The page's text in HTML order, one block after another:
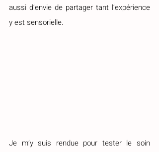
aussi d’envie de partager tant l’expérience
y est sensorielle.
Je